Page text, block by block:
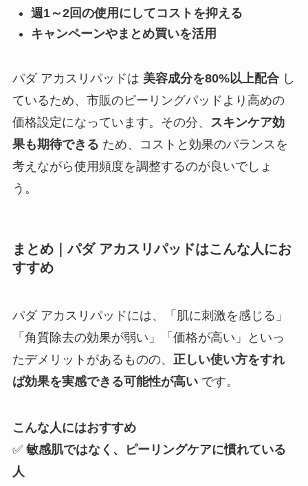
週1～2回の使用にしてコストを抑える
キャンペーンやまとめ買いを活用
パダ アカスリパッドは 美容成分を80%以上配合し
ているため、市販のピーリングパッドより高めの
価格設定になっています。その分、 スキンケア効
果も期待できる ため、コストと効果のバランスを
考えながら使用頻度を調整するのが良いでしょ
う。
まとめ｜パダ アカスリパッドはこんな人にお
すすめ
パダ アカスリパッドには、「肌に刺激を感じる」
「角質除去の効果が弱い」「価格が高い」といっ
たデメリットがあるものの、 正しい使い方をすれ
ば効果を実感できる可能性が高いです。
こんな人にはおすすめ
✅ 敏感肌ではなく、ピーリングケアに慣れている
人